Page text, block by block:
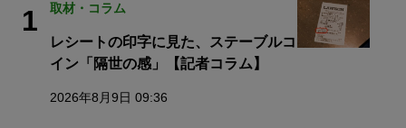
1 取材・コラム
レシートの印字に見た、ステーブルコ
イン「隔世の感」【記者コラム】
2026年8月9日 09:36